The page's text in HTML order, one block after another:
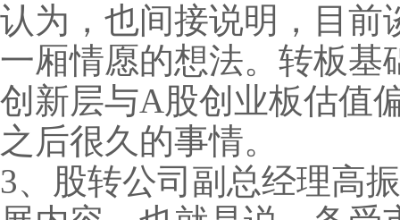
认为，也间接说明，目前
一厢情愿的想法。转板
创新层与A股创业板估值
之后很久的事情。
3、股转公司副总经理高